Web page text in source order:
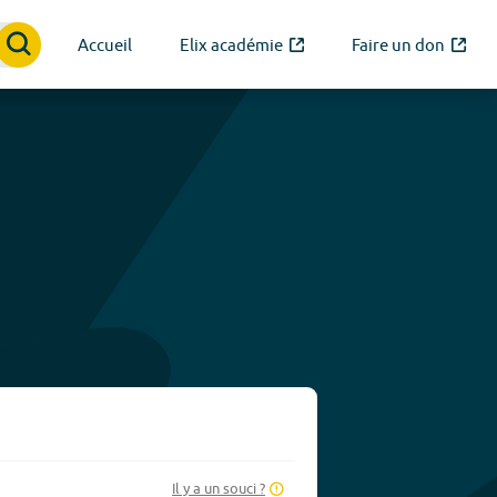
Accueil Elix académie Faire un don
Il y a un souci ?